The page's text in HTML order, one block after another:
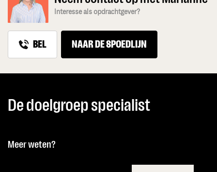
Interesse als opdrachtgever?
BEL NAAR DE SPOEDLIJN
De doelgroep specialist
Meer weten?